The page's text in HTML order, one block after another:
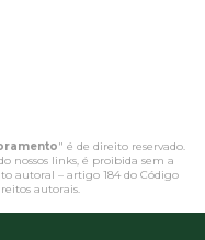
" é de direito reservado.
nossos links, é proibida sem a
autoral – artigo 184 do Código
autorais.